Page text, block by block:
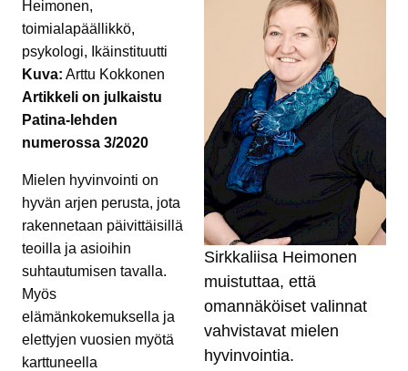
Sirkkaliisa Heimonen
muistuttaa, että
omannäköiset valinnat
vahvistavat mielen
hyvinvointia.
Heimonen,
toimialapäällikkö,
psykologi, Ikäinstituutti
Kuva: Arttu Kokkonen
Artikkeli on julkaistu
Patina-lehden
numerossa 3/2020
Mielen hyvinvointi on
hyvän arjen perusta, jota
rakennetaan päivittäisillä
teoilla ja asioihin
suhtautumisen tavalla.
Myös
elämänkokemuksella ja
elettyjen vuosien myötä
karttuneella